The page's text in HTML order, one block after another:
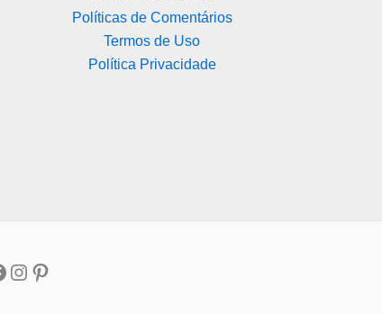
Políticas de Comentários
Termos de Uso
Política Privacidade